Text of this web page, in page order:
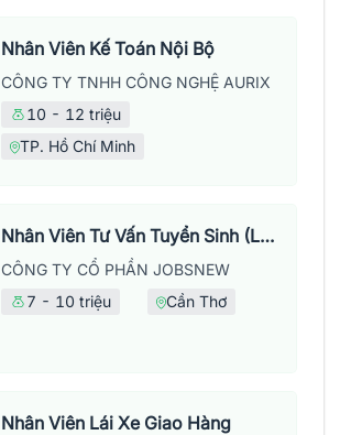
Nhân Viên Kế Toán Nội Bộ
CÔNG TY TNHH CÔNG NGHỆ AURIX
10 - 12 triệu
TP. Hồ Chí Minh
Nhân Viên Tư Vấn Tuyển Sinh (Làm Việc Tại Văn Phòng)
CÔNG TY CỔ PHẦN JOBSNEW
7 - 10 triệu
Cần Thơ
Nhân Viên Lái Xe Giao Hàng